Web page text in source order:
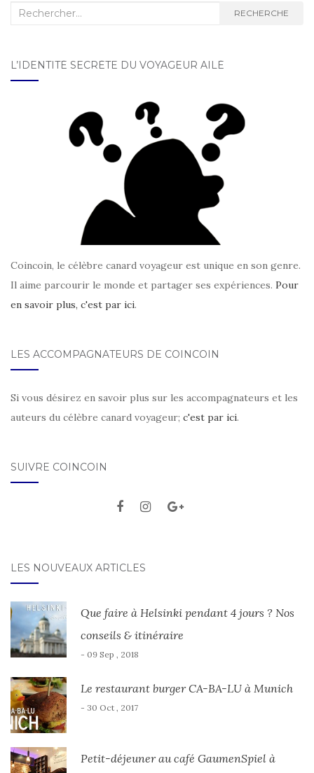
Recherche : RECHERCHE
L’IDENTITÉ SECRÈTE DU VOYAGEUR AILÉ
Coincoin, le célèbre canard voyageur est unique en son genre.
Il aime parcourir le monde et partager ses expériences. Pour
en savoir plus, c'est par ici.
LES ACCOMPAGNATEURS DE COINCOIN
Si vous désirez en savoir plus sur les accompagnateurs et les
auteurs du célèbre canard voyageur; c'est par ici.
SUIVRE COINCOIN
LES NOUVEAUX ARTICLES
Que faire à Helsinki pendant 4 jours ? Nos
conseils & itinéraire
- 09 Sep , 2018
Le restaurant burger CA-BA-LU à Munich
- 30 Oct , 2017
Petit-déjeuner au café GaumenSpiel à